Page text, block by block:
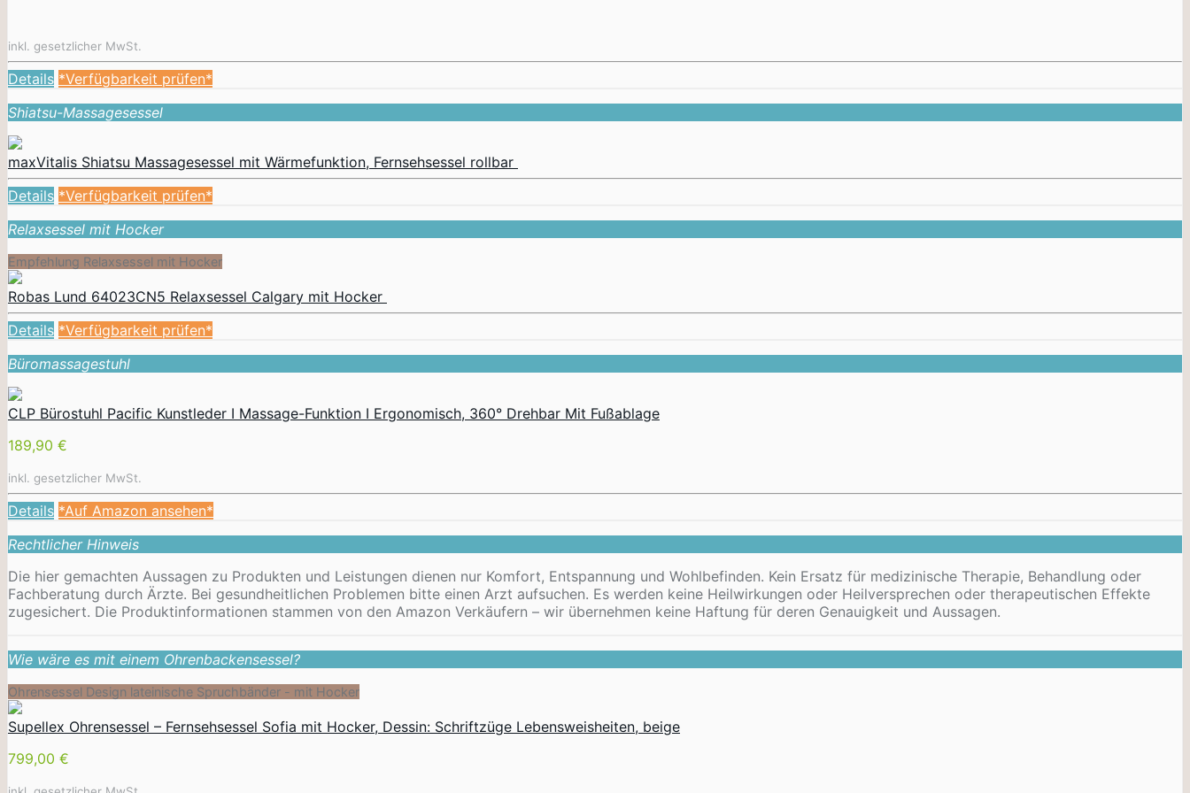
inkl. gesetzlicher MwSt.
Details *Verfügbarkeit prüfen*
Shiatsu-Massagesessel
maxVitalis Shiatsu Massagesessel mit Wärmefunktion, Fernsehsessel rollbar
Details *Verfügbarkeit prüfen*
Relaxsessel mit Hocker
Empfehlung Relaxsessel mit Hocker
Robas Lund 64023CN5 Relaxsessel Calgary mit Hocker
Details *Verfügbarkeit prüfen*
Büromassagestuhl
CLP Bürostuhl Pacific Kunstleder I Massage-Funktion I Ergonomisch, 360° Drehbar Mit Fußablage
189,90 €
inkl. gesetzlicher MwSt.
Details *Auf Amazon ansehen*
Rechtlicher Hinweis
Die hier gemachten Aussagen zu Produkten und Leistungen dienen nur Komfort, Entspannung und Wohlbefinden. Kein Ersatz für medizinische Therapie, Behandlung oder
Fachberatung durch Ärzte. Bei gesundheitlichen Problemen bitte einen Arzt aufsuchen. Es werden keine Heilwirkungen oder Heilversprechen oder therapeutischen Effekte
zugesichert. Die Produktinformationen stammen von den Amazon Verkäufern – wir übernehmen keine Haftung für deren Genauigkeit und Aussagen.
Wie wäre es mit einem Ohrenbackensessel?
Ohrensessel Design lateinische Spruchbänder - mit Hocker
Supellex Ohrensessel – Fernsehsessel Sofia mit Hocker, Dessin: Schriftzüge Lebensweisheiten, beige
799,00 €